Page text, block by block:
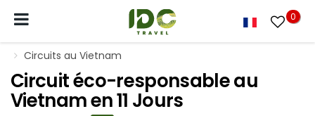
0
Circuits au Vietnam
Circuit éco-responsable au
Vietnam en 11 Jours